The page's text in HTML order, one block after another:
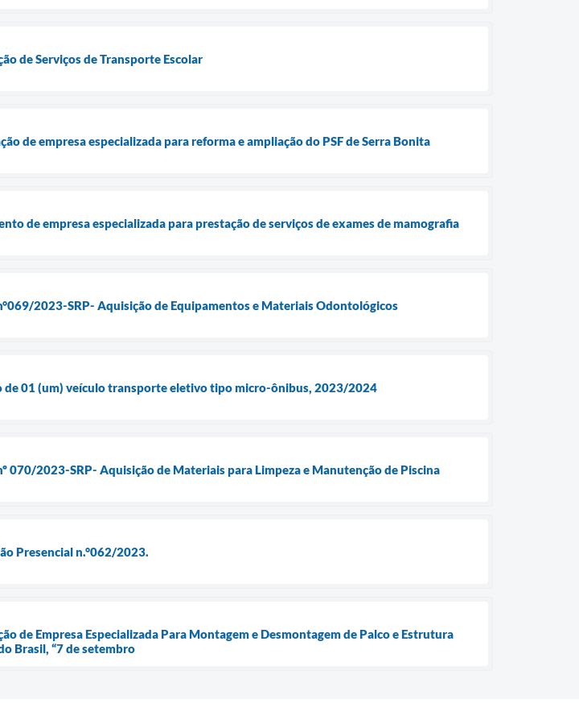
de Serviços de Transporte Escolar
de empresa especializada para reforma e ampliação do PSF de Serra Bonita
de empresa especializada para prestação de serviços de exames de mamografia
2023-SRP- Aquisição de Equipamentos e Materiais Odontológicos
de 01 (um) veículo transporte eletivo tipo micro-ônibus, 2023/2024
070/2023-SRP- Aquisição de Materiais para Limpeza e Manutenção de Piscina
Presencial n.°062/2023.
de Empresa Especializada Para Montagem e Desmontagem de Palco e Estrutura
Brasil, “7 de setembro